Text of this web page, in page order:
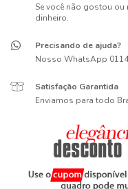
Se você não gostou ou
dinheiro.
Precisando de ajuda?
Nosso WhatsApp
Satisfação Garantida
Enviamos para todo